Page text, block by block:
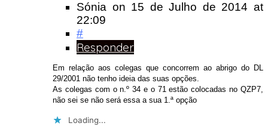
Sónia on 15 de Julho de 2014at
22:09
#
Responder
Em relação aos colegas que concorrem ao abrigo do DL
29/2001 não tenho ideia das suas opções.
As colegas com o n.º 34 e o 71 estão colocadas no QZP7,
não sei se não será essa a sua 1.ª opção
Loading...